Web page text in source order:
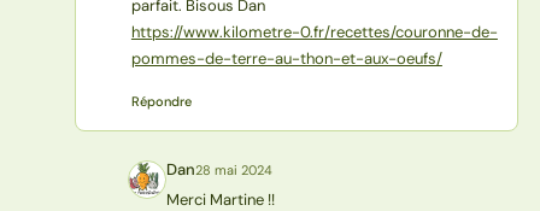
parfait. Bisous Dan
https://www.kilometre-0.fr/recettes/couronne-de-
pommes-de-terre-au-thon-et-aux-oeufs/
Répondre
D Dan28 mai 2024
Merci Martine !!